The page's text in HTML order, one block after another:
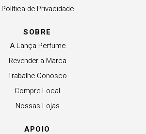
Política de Privacidade
SOBRE
A Lança Perfume
Revender a Marca
Trabalhe Conosco
Compre Local
Nossas Lojas
APOIO